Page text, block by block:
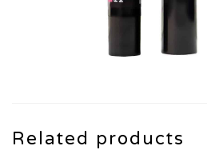
Related products